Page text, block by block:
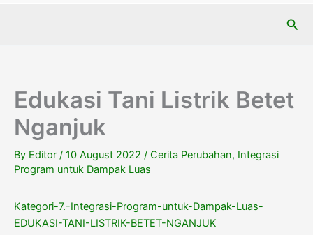
Edukasi Tani Listrik Betet
Nganjuk
By Editor / 10 August 2022 / Cerita Perubahan, Integrasi
Program untuk Dampak Luas
Kategori-7.-Integrasi-Program-untuk-Dampak-Luas-
EDUKASI-TANI-LISTRIK-BETET-NGANJUK